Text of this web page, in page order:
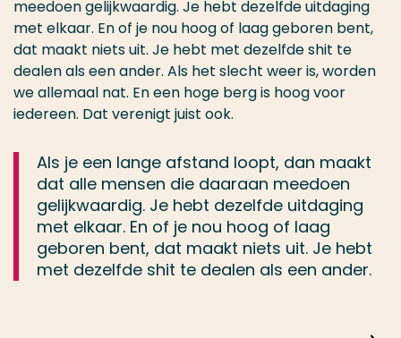
meedoen gelijkwaardig. Je hebt dezelfde uitdaging
met elkaar. En of je nou hoog of laag geboren bent,
dat maakt niets uit. Je hebt met dezelfde shit te
dealen als een ander. Als het slecht weer is, worden
we allemaal nat. En een hoge berg is hoog voor
iedereen. Dat verenigt juist ook.
Als je een lange afstand loopt, dan maakt
dat alle mensen die daaraan meedoen
gelijkwaardig. Je hebt dezelfde uitdaging
met elkaar. En of je nou hoog of laag
geboren bent, dat maakt niets uit. Je hebt
met dezelfde shit te dealen als een ander.